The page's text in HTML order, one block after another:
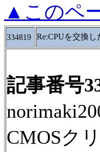
▲このペ
334819 Re:CPUを交換
記事番号
CMOSク